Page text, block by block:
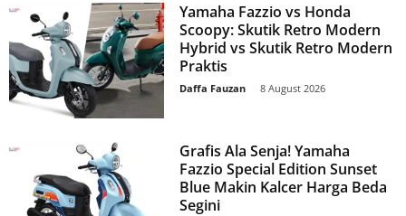
Yamaha Fazzio vs Honda
Scoopy: Skutik Retro Modern
Hybrid vs Skutik Retro Modern
Praktis
Daffa Fauzan 8 August 2026
Grafis Ala Senja! Yamaha
Fazzio Special Edition Sunset
Blue Makin Kalcer Harga Beda
Segini